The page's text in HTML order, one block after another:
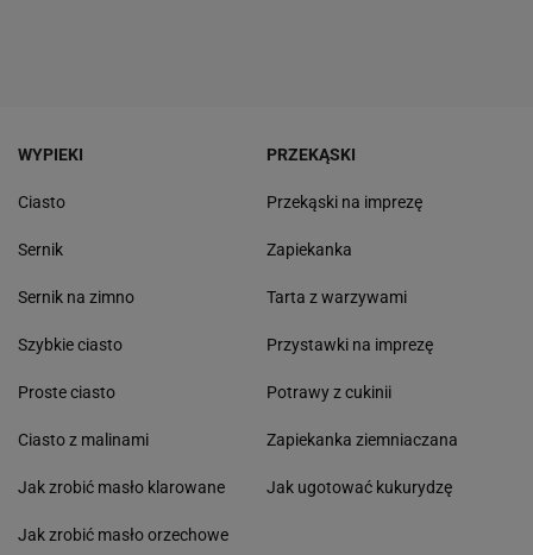
WYPIEKI
Ciasto
Sernik
Sernik na zimno
Szybkie ciasto
Proste ciasto
Ciasto z malinami
Jak zrobić masło klarowane
Jak zrobić masło orzechowe
PRZEKĄSKI
Przekąski na imprezę
Zapiekanka
Tarta z warzywami
Przystawki na imprezę
Potrawy z cukinii
Zapiekanka ziemniaczana
Jak ugotować kukurydzę